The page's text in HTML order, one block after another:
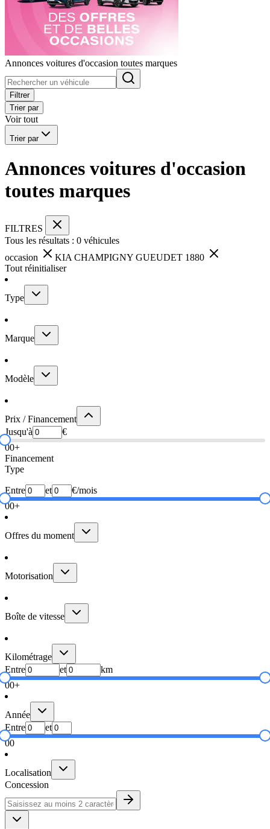
Annonces voitures d'occasion toutes marques
Filtrer
Trier par
Voir tout
Trier par
Annonces voitures d'occasion
toutes marques
FILTRES
Tous les résultats : 0 véhicules
occasion
KIA CHAMPIGNY GUEUDET 1880
Tout réinitialiser
Type
Marque
Modèle
Prix / Financement
Jusqu'à
€
00+
Financement
Type
Entre et
€/mois
00+
Offres du moment
Motorisation
Boîte de vitesse
Kilométrage
Entre
et
km
00+
Année
Entre
et
00
Localisation
Concession